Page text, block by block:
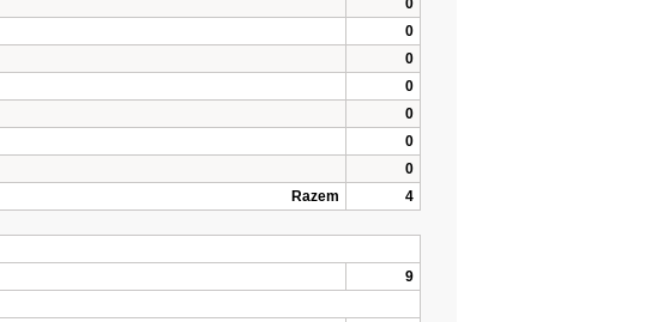
0
0
0
0
0
0
0
Razem
4
9